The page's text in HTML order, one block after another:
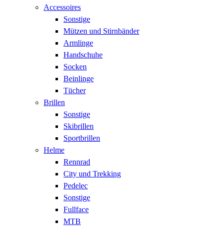
Accessoires
Sonstige
Mützen und Stirnbänder
Armlinge
Handschuhe
Socken
Beinlinge
Tücher
Brillen
Sonstige
Skibrillen
Sportbrillen
Helme
Rennrad
City und Trekking
Pedelec
Sonstige
Fullface
MTB